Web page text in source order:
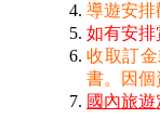
導遊安排
如有安排
收取訂
書。因個
國內旅